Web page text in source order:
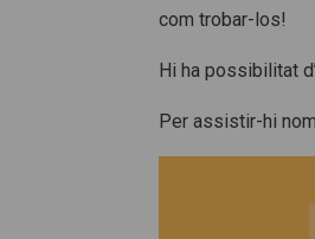
com trobar-los!
Hi ha possibilitat
Per assistir-hi